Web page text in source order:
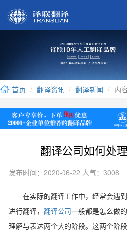
首页 翻译资讯 翻译新闻 内容
翻译公司如何处
发布时间：2020-06-22 人气：3008
在实际的翻译工作中，经常会遇
进行翻译， 翻译公司 一般都是怎么做
理解与表达两个大的阶段。这两个阶